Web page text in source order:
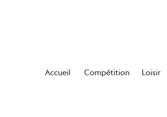
Accueil Compétition Loisir